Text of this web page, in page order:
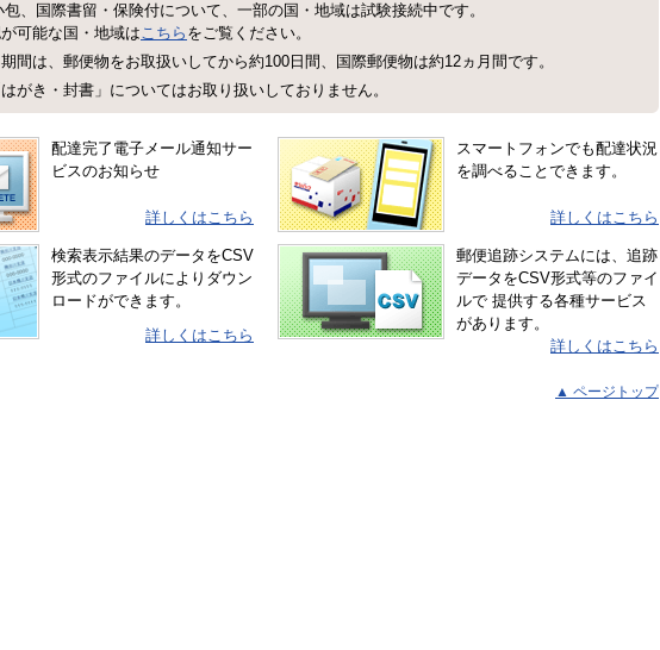
、国際書留・保険付について、一部の国・地域は試験接続中です。
可能な国・地域はこちら をご覧ください。
間は、郵便物をお取扱いしてから約100日間、国際郵便物は約12ヵ月間です。
がき・封書」についてはお取り扱いしておりません。
配達完了電子メール通知サー
ビスのお知らせ
詳しくはこちら
スマートフォンでも配達状況
を調べることできます。
詳しくはこちら
検索表示結果のデータをCSV
形式のファイルによりダウン
ロードができます。
詳しくはこちら
郵便追跡システムには、追跡
データをCSV形式等のファイ
ルで 提供する各種サービス
があります。
詳しくはこちら
▲ ページトップ